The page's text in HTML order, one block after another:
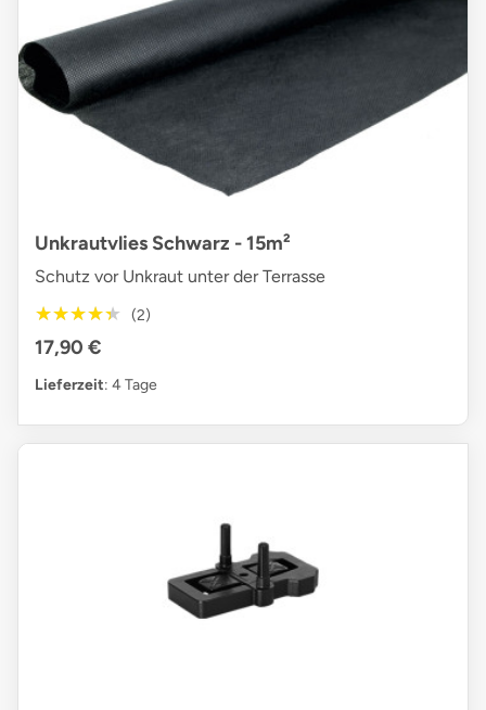
Unkrautvlies Schwarz - 15m²
Schutz vor Unkraut unter der Terrasse
★★★★★
★★★★★ (2)
17,90 €
Lieferzeit: 4 Tage